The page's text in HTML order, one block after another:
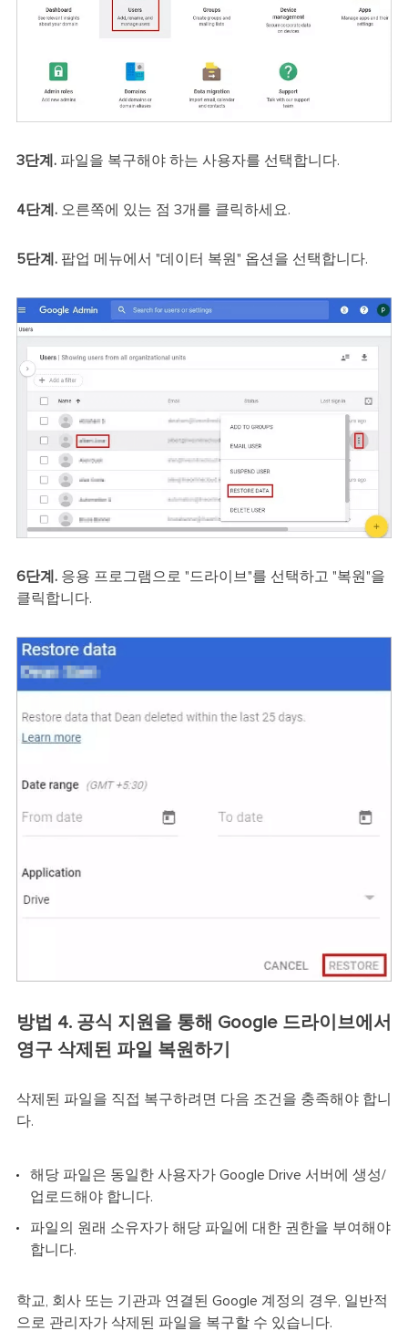
3단계.파일을 복구해야 하는 사용자를 선택합니다.
4단계.오른쪽에 있는 점 3개를 클릭하세요.
5단계.팝업 메뉴에서 "데이터 복원" 옵션을 선택합니다.
6단계.응용 프로그램으로 "드라이브"를 선택하고 "복원"을
클릭합니다.
방법 4. 공식 지원을 통해 Google 드라이브에서
영구 삭제된 파일 복원하기
삭제된 파일을 직접 복구하려면 다음 조건을 충족해야 합니
다.
해당 파일은 동일한 사용자가 Google Drive 서버에 생성/
업로드해야 합니다.
파일의 원래 소유자가 해당 파일에 대한 권한을 부여해야
합니다.
학교, 회사 또는 기관과 연결된 Google 계정의 경우, 일반적
으로 관리자가 삭제된 파일을 복구할 수 있습니다.